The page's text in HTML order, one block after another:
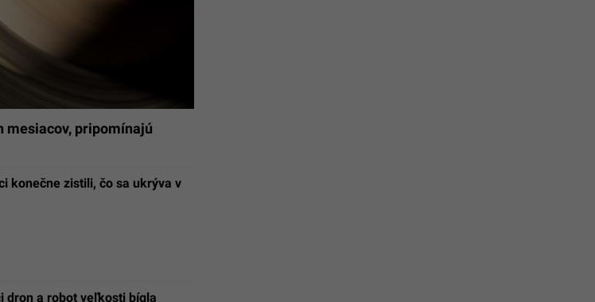
mesiacov, pripomínajú
konečne zistili, čo sa ukrýva v
dron a robot veľkosti bígla